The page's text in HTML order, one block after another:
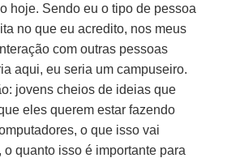
hoje. Sendo eu o tipo de pessoa
no que eu acredito, nos meus
com outras pessoas
aqui, eu seria um campuseiro.
jovens cheios de ideias que
eles querem estar fazendo
o que isso vai
quanto isso é importante para